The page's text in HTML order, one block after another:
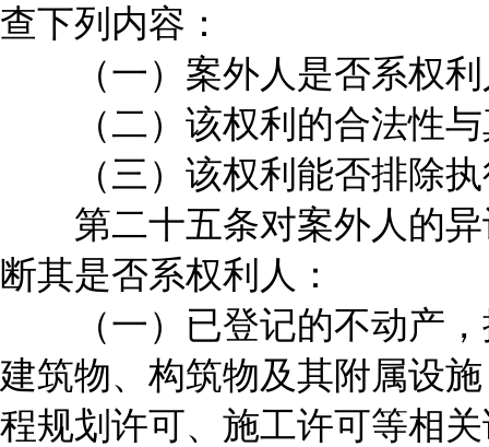
查下列内容：
（一）案外人是否系权利
（二）该权利的合法性与
（三）该权利能否排除执
第二十五条对案外人的异
断其是否系权利人：
（一）已登记的不动产，
建筑物、构筑物及其附属设
程规划许可、施工许可等相